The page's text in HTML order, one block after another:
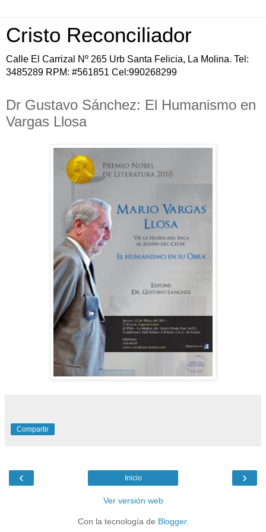
Cristo Reconciliador
Calle El Carrizal Nº 265 Urb Santa Felicia, La Molina. Tel:
3485289 RPM: #561851 Cel:990268299
Dr Gustavo Sánchez: El Humanismo en
Vargas Llosa
Compartir
‹ ›
Inicio
Ver versión web
Con la tecnología de Blogger.